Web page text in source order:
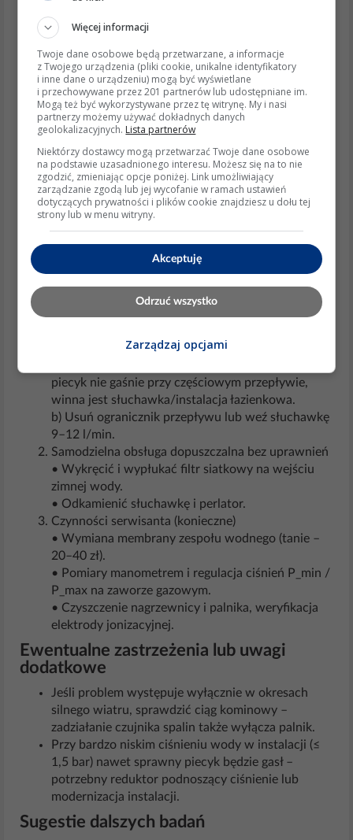
na maksimum + mieszanie zimną na baterii.
Odkamienianie: cyrkulacja 10 % roztworu kwasu
cytrynowego, temp. 40 °C, 30 min., płukanie
wodą.
Czyszczenie elektrody: drobny papier ścierny
P600, nie wyginać pręta, odstęp 3-4 mm od
palnika.
Aspekty etyczne i prawne
Prace przy gazie (rozbiórka zaworu, regulacja
ciśnień) wymagają uprawnień G 3 (d. E i D).
Zgodnie z Dz.U. 2022 poz. 2498 przegląd
urządzenia gazowego należy wykonywać co 12
mies.
Samodzielna ingerencja w układ gazowy poza
zakresem obsługi może skutkować utratą
kk – narażenie na niebezpieczeństwo).
Praktyczne wskazówki
Test użytkownika
piecyk nie gaśnie przy częściowym przepływie,
winna jest słuchawka/instalacja łazienkowa.
b) Usuń ogranicznik przepływu lub weź słuchawkę
9–12 l/min.
Samodzielna obsługa dopuszczalna bez uprawnień
• Wykręcić i wypłukać filtr siatkowy na wejściu
zimnej wody.
• Odkamienić słuchawkę i perlator.
Czynności serwisanta (konieczne)
• Wymiana membrany zespołu wodnego (tanie –
20–40 zł).
• Pomiary manometrem i regulacja ciśnień P_min /
P_max na zaworze gazowym.
• Czyszczenie nagrzewnicy i palnika, weryfikacja
elektrody jonizacyjnej.
Ewentualne zastrzeżenia lub uwagi
dodatkowe
Jeśli problem występuje wyłącznie w okresach
silnego wiatru, sprawdzić ciąg kominowy –
zadziałanie czujnika spalin także wyłącza palnik.
Przy bardzo niskim ciśnieniu wody w instalacji (≤
1,5 bar) nawet sprawny piecyk będzie gasł –
potrzebny reduktor podnoszący ciśnienie lub
modernizacja instalacji.
Sugestie dalszych badań
Więcej informacji
Twoje dane osobowe będą przetwarzane, a informacje
z Twojego urządzenia (pliki cookie, unikalne identyfikatory
i inne dane o urządzeniu) mogą być wyświetlane
i przechowywane przez 201 partnerów lub udostępniane im.
Mogą też być wykorzystywane przez tę witrynę. My i nasi
partnerzy możemy używać dokładnych danych
geolokalizacyjnych. Lista partnerów
Niektórzy dostawcy mogą przetwarzać Twoje dane osobowe
na podstawie uzasadnionego interesu. Możesz się na to nie
zgodzić, zmieniając opcje poniżej. Link umożliwiający
zarządzanie zgodą lub jej wycofanie w ramach ustawień
dotyczących prywatności i plików cookie znajdziesz u dołu tej
strony lub w menu witryny.
Akceptuję
Odrzuć wszystko
Zarządzaj opcjami